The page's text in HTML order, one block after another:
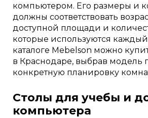
компьютером. Его размеры и
должны соответствовать
доступной площади и
которые используются
каталоге Mebelson можно
в Краснодаре, выбрав модель
конкретную планировку
Столы для учебы и
компьютера